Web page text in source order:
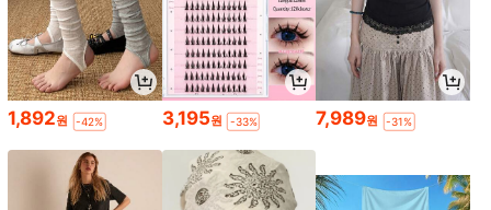
1,892원 -42% 3,195원 -33% 7,989원 -31%